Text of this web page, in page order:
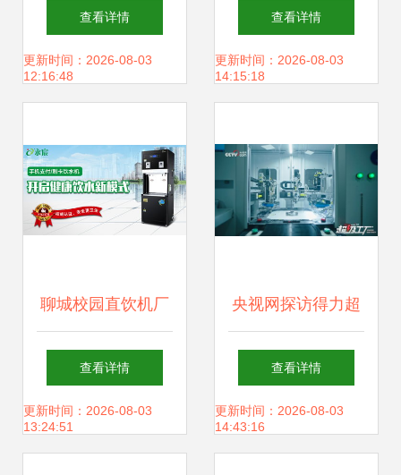
合作 审慎中的机遇
与挑战
查看详情
更新时间：2026-08-03
12:16:48
助力个体户、公司
企业实现小程序快
服务
查看详情
更新时间：2026-08-03
14:15:18
聊城校园直饮机厂
家 以卓越售后服
务，筑牢校园饮水
查看详情
更新时间：2026-08-03
13:24:51
央视网探访得力超
级工厂 打印机“中
国芯”突围，科创实
查看详情
更新时间：2026-08-03
14:43:16